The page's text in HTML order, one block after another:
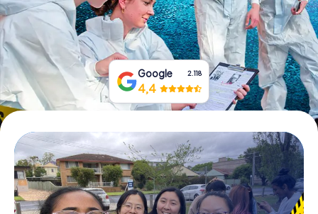
Koop cadeaubonnen
Google 2.118
4,4